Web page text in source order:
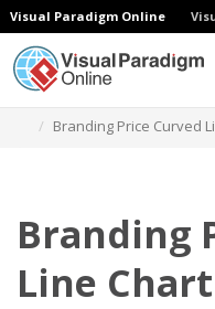
Visual Paradigm Online
Branding Price Curved
Branding
Line Chart